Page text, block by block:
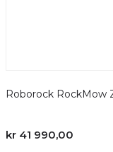
Roborock
kr 41 990,00